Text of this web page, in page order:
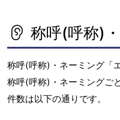
称呼(呼称)
称呼(呼称)・ネーミング「
称呼(呼称)・ネーミングご
件数は以下の通りです。